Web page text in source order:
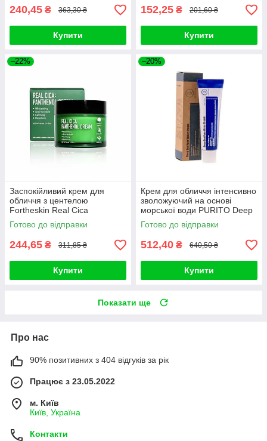
240,45 ₴ 363,30 ₴
Купити
152,25 ₴ 201,60 ₴
Купити
–22%
Заспокійливий крем для
обличчя з центелою
Fortheskin Real Cica
Panthenol Cream 60ml
Готово до відправки
244,65 ₴ 311,85 ₴
Купити
–20%
Крем для обличчя інтенсивно
зволожуючий на основі
морської води PURITO Deep
Sea Pure Water Cream (#50g)
Готово до відправки
512,40 ₴ 640,50 ₴
Купити
Показати ще
Про нас
90% позитивних з 404 відгуків за рік
Працює з 23.05.2022
м. Київ
Київ, Україна
Контакти